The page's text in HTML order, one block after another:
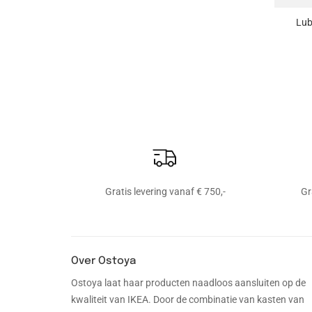
Gratis levering vanaf € 750,-
Over Ostoya
Ostoya laat haar producten naadloos aansluiten op de
kwaliteit van IKEA. Door de combinatie van kasten van